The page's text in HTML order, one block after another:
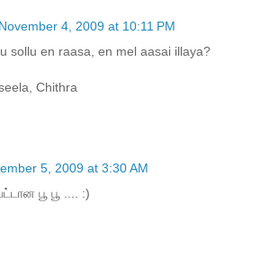
November 4, 2009 at 10:11 PM
sollu en raasa, en mel aasai illaya?
Chithra
5, 2009 at 3:30 AM
பூ பூ .... :)